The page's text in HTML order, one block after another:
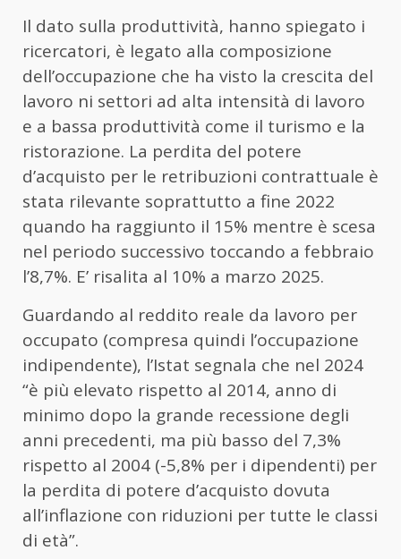
Il dato sulla produttività, hanno spiegato i
ricercatori, è legato alla composizione
dell’occupazione che ha visto la crescita del
lavoro ni settori ad alta intensità di lavoro
e a bassa produttività come il turismo e la
ristorazione. La perdita del potere
d’acquisto per le retribuzioni contrattuale è
stata rilevante soprattutto a fine 2022
quando ha raggiunto il 15% mentre è scesa
nel periodo successivo toccando a febbraio
l’8,7%. E’ risalita al 10% a marzo 2025.
Guardando al reddito reale da lavoro per
occupato (compresa quindi l’occupazione
indipendente), l’Istat segnala che nel 2024
“è più elevato rispetto al 2014, anno di
minimo dopo la grande recessione degli
anni precedenti, ma più basso del 7,3%
rispetto al 2004 (-5,8% per i dipendenti) per
la perdita di potere d’acquisto dovuta
all’inflazione con riduzioni per tutte le classi
di età”.